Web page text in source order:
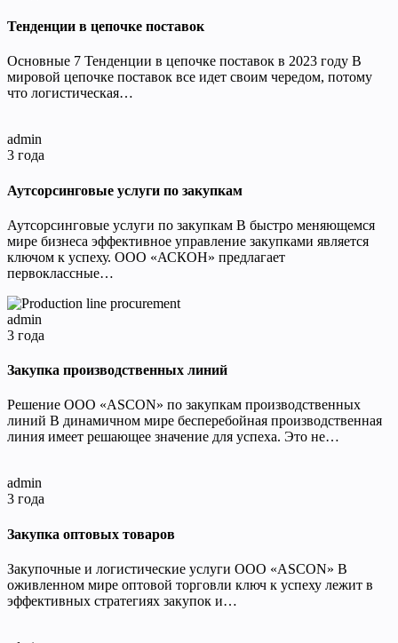
Тенденции в цепочке поставок
Основные 7 Тенденции в цепочке поставок в 2023 году В
мировой цепочке поставок все идет своим чередом, потому
что логистическая…
admin
3 года
Аутсорсинговые услуги по закупкам
Аутсорсинговые услуги по закупкам В быстро меняющемся
мире бизнеса эффективное управление закупками является
ключом к успеху. ООО «АСКОН» предлагает
первоклассные…
admin
3 года
Закупка производственных линий
Решение ООО «ASCON» по закупкам производственных
линий В динамичном мире бесперебойная производственная
линия имеет решающее значение для успеха. Это не…
admin
3 года
Закупка оптовых товаров
Закупочные и логистические услуги ООО «ASCON» В
оживленном мире оптовой торговли ключ к успеху лежит в
эффективных стратегиях закупок и…